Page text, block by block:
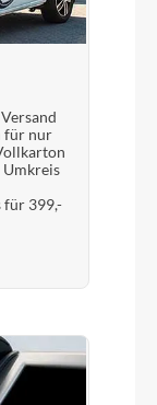
für nur
für 399,-